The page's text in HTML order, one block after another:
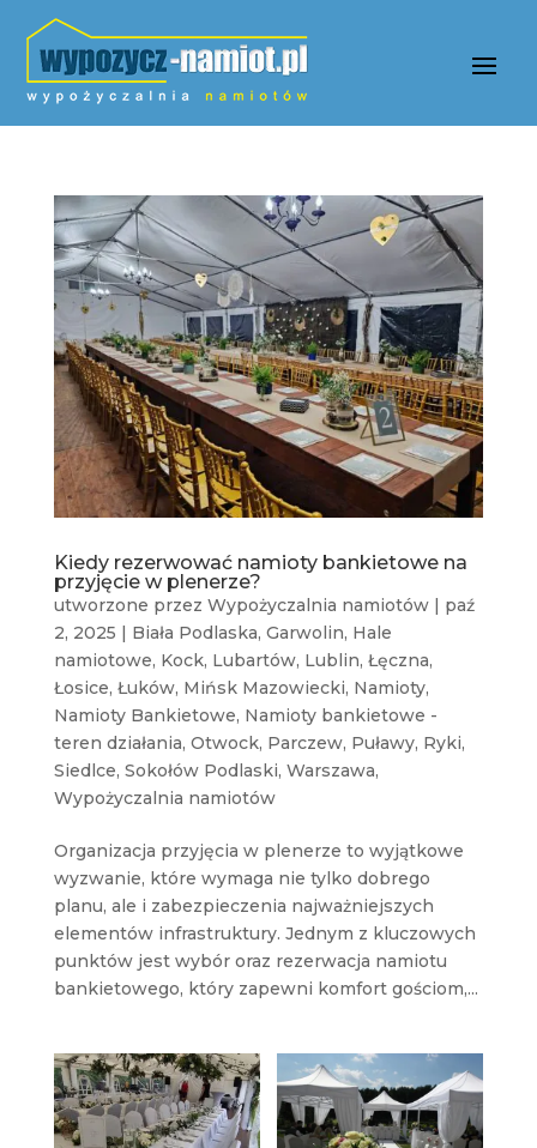
Kiedy rezerwować namioty bankietowe na
przyjęcie w plenerze?
utworzone przez Wypożyczalnia namiotów| paź
2, 2025 | Biała Podlaska, Garwolin, Hale
namiotowe, Kock, Lubartów, Lublin, Łęczna,
Łosice, Łuków, Mińsk Mazowiecki, Namioty,
Namioty Bankietowe, Namioty bankietowe -
teren działania, Otwock, Parczew, Puławy, Ryki,
Siedlce, Sokołów Podlaski, Warszawa,
Wypożyczalnia namiotów
Organizacja przyjęcia w plenerze to wyjątkowe
wyzwanie, które wymaga nie tylko dobrego
planu, ale i zabezpieczenia najważniejszych
elementów infrastruktury. Jednym z kluczowych
punktów jest wybór oraz rezerwacja namiotu
bankietowego, który zapewni komfort gościom,...